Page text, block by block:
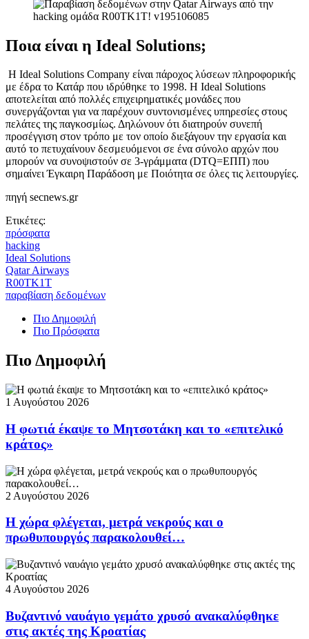
Ποια είναι η Ideal Solutions;
Η Ideal Solutions Company είναι πάροχος λύσεων πληροφορικής
με έδρα το Κατάρ που ιδρύθηκε το 1998. Η Ideal Solutions
αποτελείται από πολλές επιχειρηματικές μονάδες που
συνεργάζονται για να παρέχουν συντονισμένες υπηρεσίες στους
πελάτες της παγκοσμίως. Δηλώνουν ότι διατηρούν συνεπή
προσέγγιση στον τρόπο με τον οποίο διεξάγουν την εργασία και
αυτό το πετυχαίνουν δεσμευόμενοι σε ένα σύνολο αρχών που
μπορούν να συνοψιστούν σε 3-γράμματα (DTQ=ΕΠΠ) που
σημαίνει Έγκαιρη Παράδοση με Ποιότητα σε όλες τις λειτουργίες.
πηγή secnews.gr
Ετικέτες:
πρόσφατα
hacking
Ideal Solutions
Qatar Airways
R00TK1T
παραβίαση δεδομένων
Πιο Δημοφιλή
Πιο Πρόσφατα
Πιο Δημοφιλή
1 Αυγούστου 2026
Η φωτιά έκαψε το Μητσοτάκη και το «επιτελικό
κράτος»
2 Αυγούστου 2026
Η χώρα φλέγεται, μετρά νεκρούς και ο
πρωθυπουργός παρακολουθεί…
4 Αυγούστου 2026
Βυζαντινό ναυάγιο γεμάτο χρυσό ανακαλύφθηκε
στις ακτές της Κροατίας